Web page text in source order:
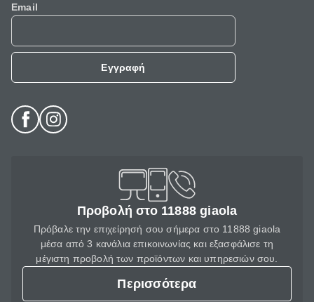
Email
Εγγραφή
Προβολή στο 11888 giaola
Πρόβαλε την επιχείρησή σου σήμερα στο 11888 giaola
μέσα από 3 κανάλια επικοινωνίας και εξασφάλισε τη
μέγιστη προβολή των προϊόντων και υπηρεσιών σου.
Περισσότερα